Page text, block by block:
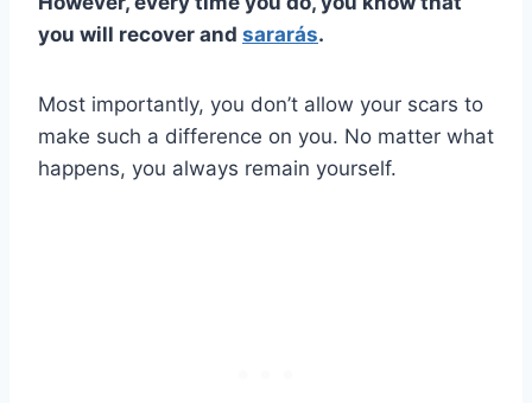
you will recover and sararás.
Most importantly, you don’t allow your scars to
make such a difference on you. No matter what
happens, you always remain yourself.